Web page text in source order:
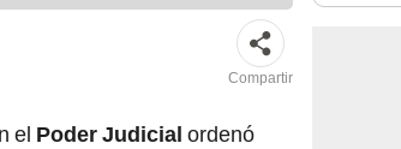
Compartir
el Poder Judicial ordenó